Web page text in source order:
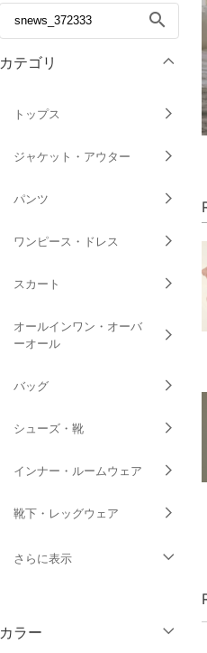
search
カテゴリ
トップス
ジャケット・アウター
パンツ
ワンピース・ドレス
スカート
オールインワン・オーバ
ーオール
バッグ
シューズ・靴
インナー・ルームウェア
靴下・レッグウェア
さらに表示
アクセサリー・腕時計
カラー